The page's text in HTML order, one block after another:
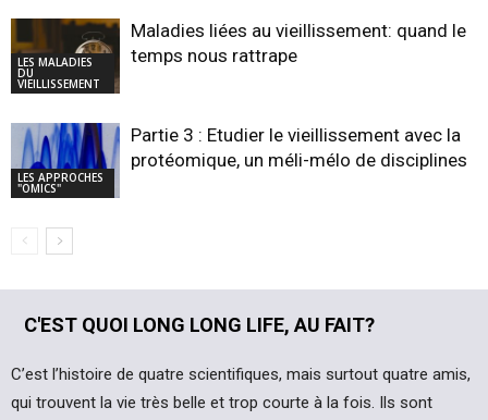
LES MALADIES
DU
VIEILLISSEMENT
Maladies liées au vieillissement: quand le
temps nous rattrape
LES APPROCHES
"OMICS"
Partie 3 : Etudier le vieillissement avec la
protéomique, un méli-mélo de disciplines
C'EST QUOI LONG LONG LIFE, AU FAIT?
C’est l’histoire de quatre scientifiques, mais surtout quatre amis,
qui trouvent la vie très belle et trop courte à la fois. Ils sont